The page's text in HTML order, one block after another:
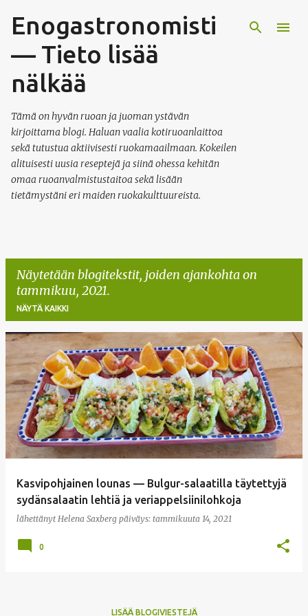
Siirry pääsisältöön
Enogastronomisti
— Tieto lisää
nälkää
Tämä on hyvän ruoan ja juoman ystävän
kirjoittama blogi. Haluan vaalia kotiruoanlaittoa
sekä tutustua aktiivisesti ruokamaailmaan. Kokeilen
alituisesti uusia reseptejä ja siinä ohessa kehitän
omaa ruoanvalmistustaitoa sekä lisään
tietämystäni eri maiden ruokakulttuureista.
Näytetään blogitekstit, joiden ajankohta on
tammikuu, 2021.
NÄYTÄ KAIKKI
T
e
k
t
Kasvipohjainen lounas — Bulgur-salaatilla täytettyjä
sydänsalaatin lehtiä ja veriappelsiinilohkoja
lähettänyt Helena Saxberg päiväys: tammikuuta 14, 2021
0
LISÄÄ BLOGIVIESTEJÄ